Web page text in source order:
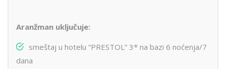
Aranžman uključuje:
smeštaj u hotelu “PRESTOL” 3* na bazi 6 noćenja/7
dana